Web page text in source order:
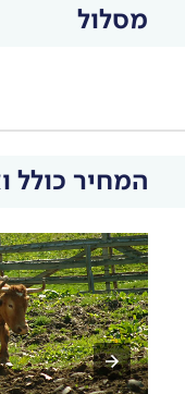
מסלול
המחיר כולל